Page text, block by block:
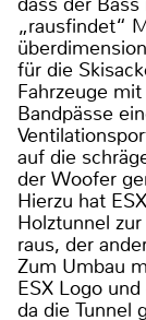
„rausfindet“
für die
Fahrzeuge
Bandpässe
auf die
der Woofer
Hierzu hat
Holztunnel
raus, der
Zum Umbau
ESX Logo
da die Tunnel